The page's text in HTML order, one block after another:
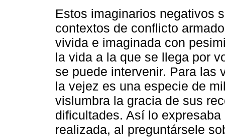
Estos imaginarios negativos
contextos de conflicto
vivida e imaginada con
la vida a la que se llega por
se puede intervenir. Para las
la vejez es una especie de
vislumbra la gracia de sus
dificultades. Así lo
realizada, al preguntársele